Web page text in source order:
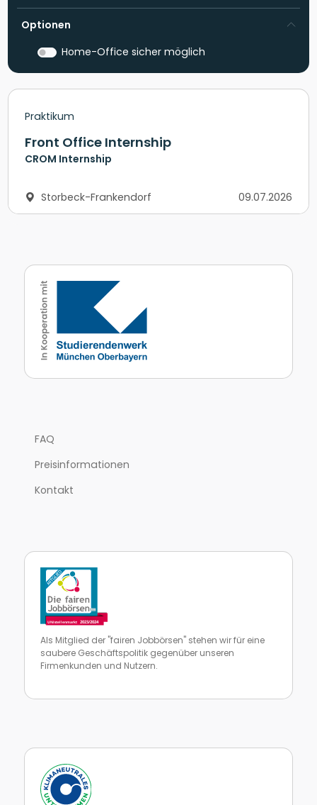
Optionen
Home-Office sicher möglich
Praktikum
Front Office Internship
CROM Internship
Storbeck-Frankendorf 09.07.2026
FAQ
Preisinformationen
Kontakt
Als Mitglied der "fairen Jobbörsen" stehen wir für eine
saubere Geschäftspolitik gegenüber unseren
Firmenkunden und Nutzern.